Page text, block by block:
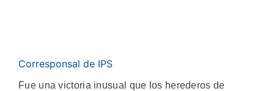
Corresponsal de IPS
Fue una victoria inusual que los herederos de